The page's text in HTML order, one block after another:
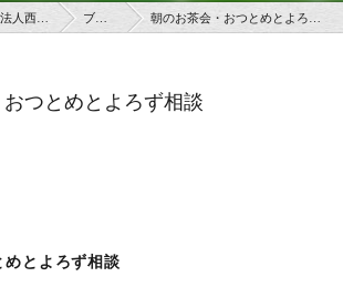
大阪で寺院なら宗教法人西明寺 ブログ 朝のお茶会・おつとめとよろず相談
つとめとよろず相談
とよろず相談